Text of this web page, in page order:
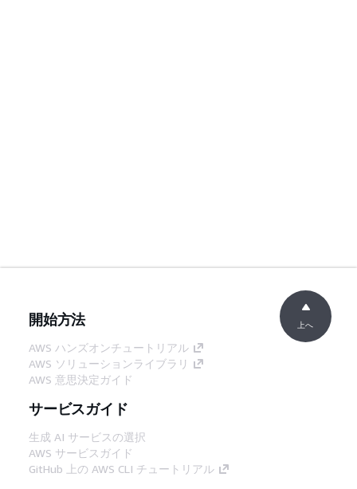
開始方法
AWS ハンズオンチュートリアル
AWS ソリューションライブラリ
AWS 意思決定ガイド
サービスガイド
生成 AI サービスの選択
AWS サービスガイド
GitHub 上の AWS CLI チュートリアル
上へ